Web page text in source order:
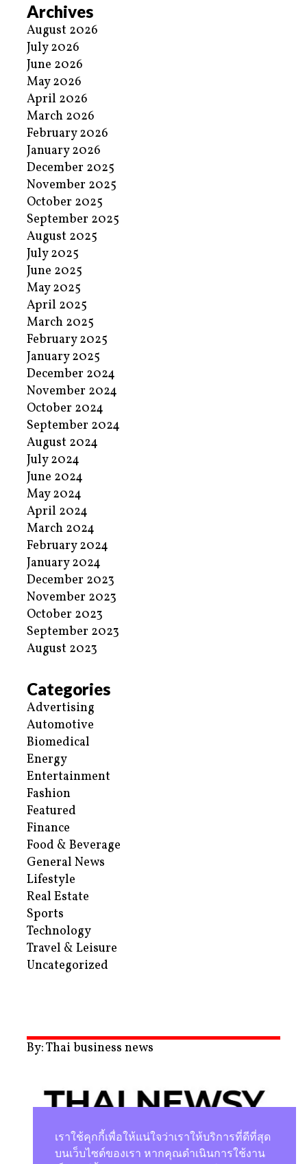
Archives
August 2026
July 2026
June 2026
May 2026
April 2026
March 2026
February 2026
January 2026
December 2025
November 2025
October 2025
September 2025
August 2025
July 2025
June 2025
May 2025
April 2025
March 2025
February 2025
January 2025
December 2024
November 2024
October 2024
September 2024
August 2024
July 2024
June 2024
May 2024
April 2024
March 2024
February 2024
January 2024
December 2023
November 2023
October 2023
September 2023
August 2023
Categories
Advertising
Automotive
Biomedical
Energy
Entertainment
Fashion
Featured
Finance
Food & Beverage
General News
Lifestyle
Real Estate
Sports
Technology
Travel & Leisure
Uncategorized
By: Thai business news
เราใช้คุกกี้เพื่อให้แน่ใจว่าเราให้บริการที่ดีที่สุด
บนเว็บไซต์ของเรา หากคุณดำเนินการใช้งาน